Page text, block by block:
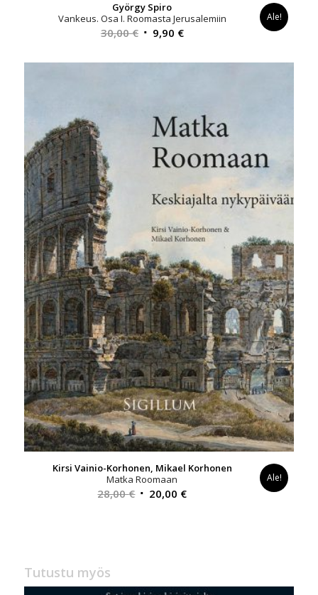
György Spiro
Vankeus. Osa I. Roomasta Jerusalemiin
30,00€ Alkuperäinen
oli:
9,90 €Nykyinen
on:
Ale!
Kirsi Vainio-Korhonen, Mikael Korhonen
Matka Roomaan
28,00€ Alkuperäinen
20,00 €Nykyinen
Ale!
Tutustu myös